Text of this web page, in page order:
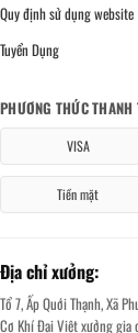
Quy định sử dụng website
Tuyển Dụng
PHƯƠNG THỨC THANH
VISA
Tiền mặt
Địa chỉ xưởng:
Tổ 7, Ấp Quới Thạnh, Xã
Cơ Khí Đại Việt xưởng gia